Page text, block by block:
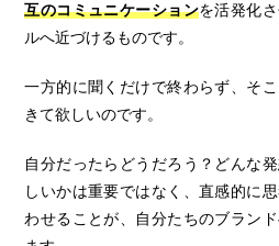
互のコミュニケーションを活発化
ルへ近づけるものです。
一方的に聞くだけで終わらず、そ
きて欲しいのです。
自分だったらどうだろう？どんな
しいかは重要ではなく、直感的に
わせることが、自分たちのブラン